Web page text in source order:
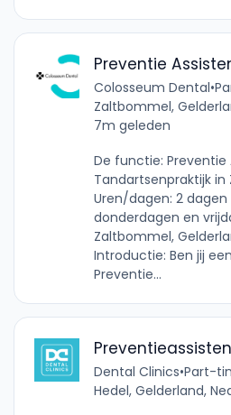
Preventie
Colosseum Dental•
Zaltbommel,
7m geleden
De functie: Preventie
Tandartsenpraktijk
Uren/dagen: 2 dagen
donderdagen en
Zaltbommel,
Introductie: Ben jij
Preventie...
Dental Clinics•Part-
Hedel, Gelderland,